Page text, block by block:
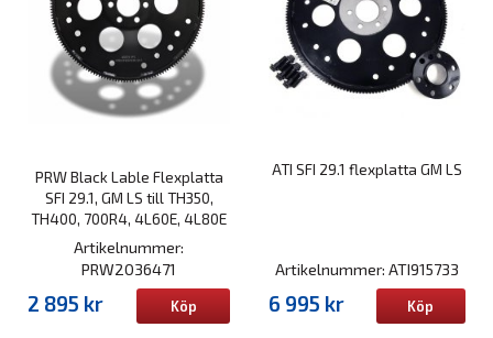
PRW Black Lable Flexplatta
SFI 29.1, GM LS till TH350,
TH400, 700R4, 4L60E, 4L80E
Artikelnummer:
PRW2036471
2 895 kr Köp
ATI SFI 29.1 flexplatta GM LS
Artikelnummer: ATI915733
6 995 kr Köp